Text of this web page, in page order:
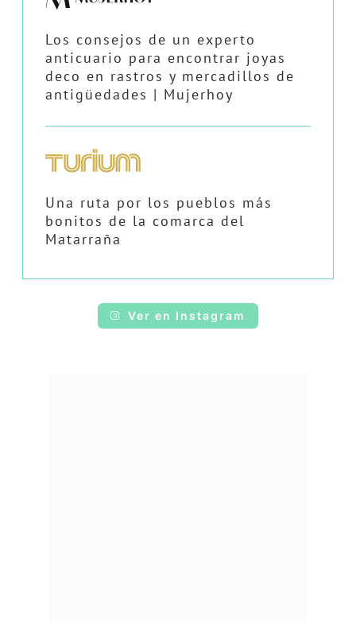
Los consejos de un experto
anticuario para encontrar joyas
deco en rastros y mercadillos de
antigüedades | Mujerhoy
Una ruta por los pueblos más
bonitos de la comarca del
Matarraña
Ver en Instagram